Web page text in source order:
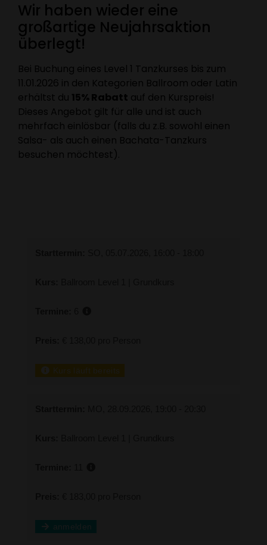
Wir haben wieder eine
großartige Neujahrsaktion
überlegt!
Bei Buchung eines Level 1 Tanzkurses bis zum
11.01.2026 in den Kategorien Ballroom oder Latin
erhältst du 15% Rabatt auf den Kurspreis!
Dieses Angebot gilt für alle und ist auch
mehrfach einlösbar (falls du z.B. sowohl einen
Salsa- als auch einen Bachata-Tanzkurs
besuchen möchtest).